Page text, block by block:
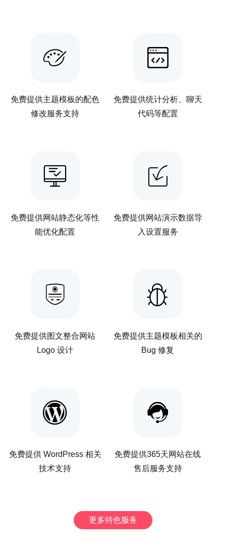
免费提供主题模板的配色
修改服务支持
免费提供统计分析、聊天
代码等配置
免费提供网站静态化等性
能优化配置
免费提供网站演示数据导
入设置服务
免费提供图文整合网站
Logo 设计
免费提供主题模板相关的
Bug 修复
免费提供 WordPress 相关
技术支持
免费提供365天网站在线
售后服务支持
更多特色服务